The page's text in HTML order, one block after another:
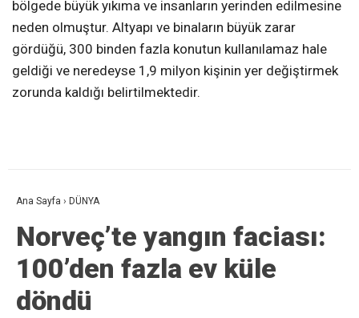
bölgede büyük yıkıma ve insanların yerinden edilmesine
neden olmuştur. Altyapı ve binaların büyük zarar
gördüğü, 300 binden fazla konutun kullanılamaz hale
geldiği ve neredeyse 1,9 milyon kişinin yer değiştirmek
zorunda kaldığı belirtilmektedir.
Ana Sayfa › DÜNYA
Norveç’te yangın faciası:
100’den fazla ev küle
döndü